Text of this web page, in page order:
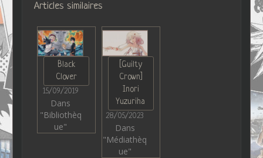
Articles similaires
Black
Clover
15/09/2019
Dans
"Bibliothèq
ue"
[Guilty
Crown]
Inori
Yuzuriha
28/05/2023
Dans
"Médiathèq
ue"